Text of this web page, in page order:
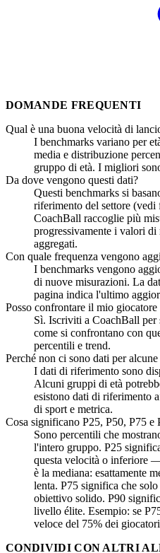
DOMANDE FREQUENTI
Qual è una buona velocità di
I benchmarks variano per
media e distribuzione
gruppo di età. I migliori
Da dove vengono questi dati?
Questi benchmarks si
riferimento del settore
CoachBall raccoglie più
progressivamente i valori
aggregati.
Con quale frequenza vengono
I benchmarks vengono
di nuove misurazioni. La
pagina indica l'ultimo
Posso confrontare il mio
Sì. Iscriviti a CoachBall per
come si confrontano con
percentili e trend.
Perché non ci sono dati per alcune
I dati di riferimento sono
Alcuni gruppi di età
esistono dati di riferimento
di sport e metrica.
Cosa significano P25, P50, P75 e
Sono percentili che
l'intero gruppo. P25
questa velocità o inferiore
è la mediana: esattamente
lenta. P75 significa che
obiettivo solido. P90
livello élite. Esempio: se
veloce del 75% dei
CONDIVIDI CON ALTRI